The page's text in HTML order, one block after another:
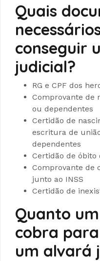
Quais
conseguir
judicial?
RG e CPF dos
Comprovante de
ou dependentes
Certidão de
escritura de
dependentes
Certidão de óbito
Comprovante de
junto ao INSS
Certidão de
Quanto
cobra
um alvará